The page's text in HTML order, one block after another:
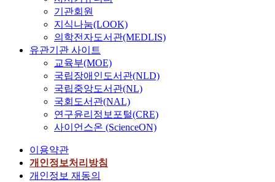
기관회원
지식나눔(LOOK)
의학전자도서관(MEDLIS)
유관기관 사이트
교육부(MOE)
국립장애인도서관(NLD)
국립중앙도서관(NL)
국회도서관(NAL)
연구윤리정보포털(CRE)
사이언스온 (ScienceON)
이용약관
개인정보처리방침
개인정보 재동의